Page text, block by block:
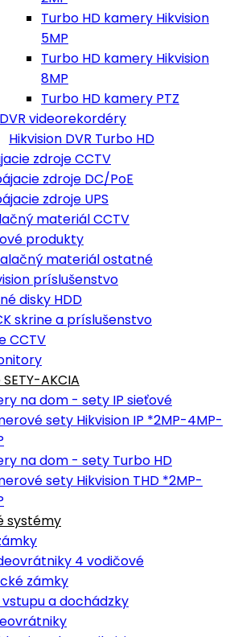
Turbo HD kamery Hikvision
5MP
Turbo HD kamery Hikvision
8MP
Turbo HD kamery PTZ
DVR videorekordéry
Hikvision DVR Turbo HD
zdroje CCTV
zdroje DC/PoE
zdroje UPS
materiál CCTV
produkty
materiál ostatné
príslušenstvo
disky HDD
skrine a príslušenstvo
CCTV
AKCIA
na dom - sety IP sieťové
sety Hikvision IP *2MP-4MP-
na dom - sety Turbo HD
sety Hikvision THD *2MP-
systémy
4 vodičové
zámky
a dochádzky